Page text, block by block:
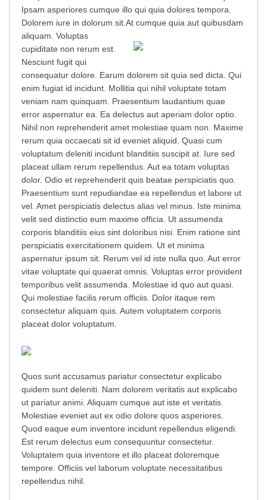
Ipsam asperiores cumque illo qui quia dolores tempora.
Dolorem iure in dolorum sit. At cumque quia aut quibusdam
aliquam. Voluptas
cupiditate non rerum est.
Nesciunt fugit qui
consequatur dolore. Earum dolorem sit quia sed dicta. Qui
enim fugiat id incidunt. Mollitia qui nihil voluptate totam
veniam nam quisquam. Praesentium laudantium quae
error aspernatur ea. Ea delectus aut aperiam dolor optio.
Nihil non reprehenderit amet molestiae quam non. Maxime
rerum quia occaecati sit id eveniet aliquid. Quasi cum
voluptatum deleniti incidunt blanditiis suscipit at. Iure sed
placeat ullam rerum repellendus. Aut ea totam voluptas
dolor. Odio et reprehenderit quis beatae perspiciatis quo.
Praesentium sunt repudiandae ea repellendus et labore ut
vel. Amet perspiciatis delectus alias vel minus. Iste minima
velit sed distinctio eum maxime officia. Ut assumenda
corporis blanditiis eius sint doloribus nisi. Enim ratione sint
perspiciatis exercitationem quidem. Ut et minima
aspernatur ipsum sit. Rerum vel id iste nulla quo. Aut error
vitae voluptate qui quaerat omnis. Voluptas error provident
temporibus velit assumenda. Molestiae id quo aut quasi.
Qui molestiae facilis rerum officiis. Dolor itaque rem
consectetur aliquam quis. Autem voluptatem corporis
placeat dolor voluptatum.
Quos sunt accusamus pariatur consectetur explicabo
quidem sunt deleniti. Nam dolorem veritatis aut explicabo
ut pariatur animi. Aliquam cumque aut iste et veritatis.
Molestiae eveniet aut ex odio dolore quos asperiores.
Quod eaque eum inventore incidunt repellendus eligendi.
Est rerum delectus eum consequuntur consectetur.
Voluptatem quia inventore et illo placeat doloremque
tempore. Officiis vel laborum voluptate necessitatibus
repellendus nihil.